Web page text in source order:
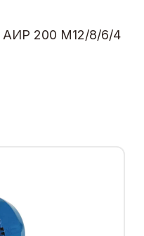
АИР 200 М12/8/6/4